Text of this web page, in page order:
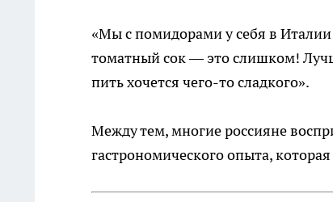
«Мы с помидорами у себя в
томатный сок — это слишком!
пить хочется чего-то сладкого».
Между тем, многие россияне
гастрономического опыта,